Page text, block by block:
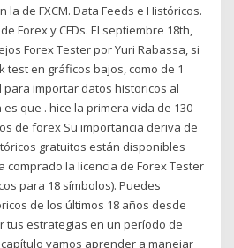
la de FXCM. Data Feeds e Históricos.
Forex y CFDs. El septiembre 18th,
Forex Tester por Yuri Rabassa, si
test en gráficos bajos, como de 1
importar datos historicos al
que . hice la primera vida de 130
de forex Su importancia deriva de
gratuitos están disponibles
comprado la licencia de Forex Tester
para 18 símbolos). Puedes
de los últimos 18 años desde
tus estrategias en un período de
vamos aprender a manejar